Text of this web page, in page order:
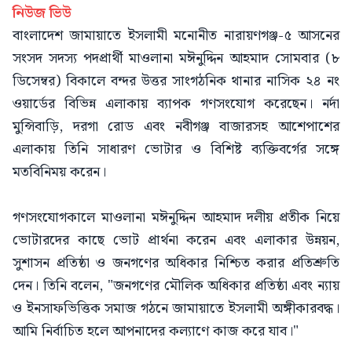
নিউজ ভিউ
বাংলাদেশ জামায়াতে ইসলামী মনোনীত নারায়ণগঞ্জ-৫ আসনের
সংসদ সদস্য পদপ্রার্থী মাওলানা মঈনুদ্দিন আহমাদ সোমবার (৮
ডিসেম্বর) বিকালে বন্দর উত্তর সাংগঠনিক থানার নাসিক ২৪ নং
ওয়ার্ডের বিভিন্ন এলাকায় ব্যাপক গণসংযোগ করেছেন। নর্দা
মুন্সিবাড়ি, দরগা রোড এবং নবীগঞ্জ বাজারসহ আশেপাশের
এলাকায় তিনি সাধারণ ভোটার ও বিশিষ্ট ব্যক্তিবর্গের সঙ্গে
মতবিনিময় করেন।
গণসংযোগকালে মাওলানা মঈনুদ্দিন আহমাদ দলীয় প্রতীক নিয়ে
ভোটারদের কাছে ভোট প্রার্থনা করেন এবং এলাকার উন্নয়ন,
সুশাসন প্রতিষ্ঠা ও জনগণের অধিকার নিশ্চিত করার প্রতিশ্রুতি
দেন। তিনি বলেন, "জনগণের মৌলিক অধিকার প্রতিষ্ঠা এবং ন্যায়
ও ইনসাফভিত্তিক সমাজ গঠনে জামায়াতে ইসলামী অঙ্গীকারবদ্ধ।
আমি নির্বাচিত হলে আপনাদের কল্যাণে কাজ করে যাব।"